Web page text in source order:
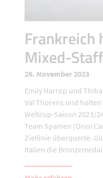
Frankreich
Mixed-
26. November 2023
Emily Harrop und
Val Thorens und
Weltcup-Saison 2023/
Team Spanien (Oriol
Ziellinie überquerte.
Italien die